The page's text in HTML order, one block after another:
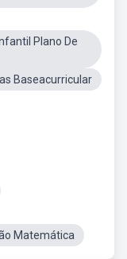
Plano De
Baseacurricular
Matemática